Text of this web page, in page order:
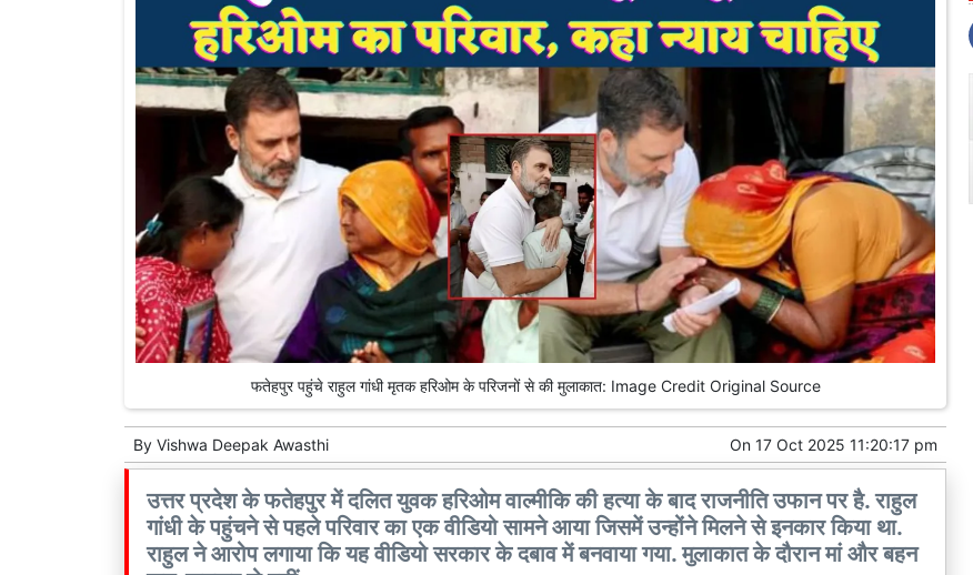
फतेहपुर पहुंचे राहुल गांधी मृतक हरिओम के परिजनों से की मुलाकात: Image Credit Original Source
By Vishwa Deepak Awasthi On 17 Oct 2025 11:20:17 pm
उत्तर प्रदेश के फतेहपुर में दलित युवक हरिओम वाल्मीकि की हत्या के बाद राजनीति उफान पर है. राहुल
गांधी के पहुंचने से पहले परिवार का एक वीडियो सामने आया जिसमें उन्होंने मिलने से इनकार किया था.
राहुल ने आरोप लगाया कि यह वीडियो सरकार के दबाव में बनवाया गया. मुलाकात के दौरान मां और बहन